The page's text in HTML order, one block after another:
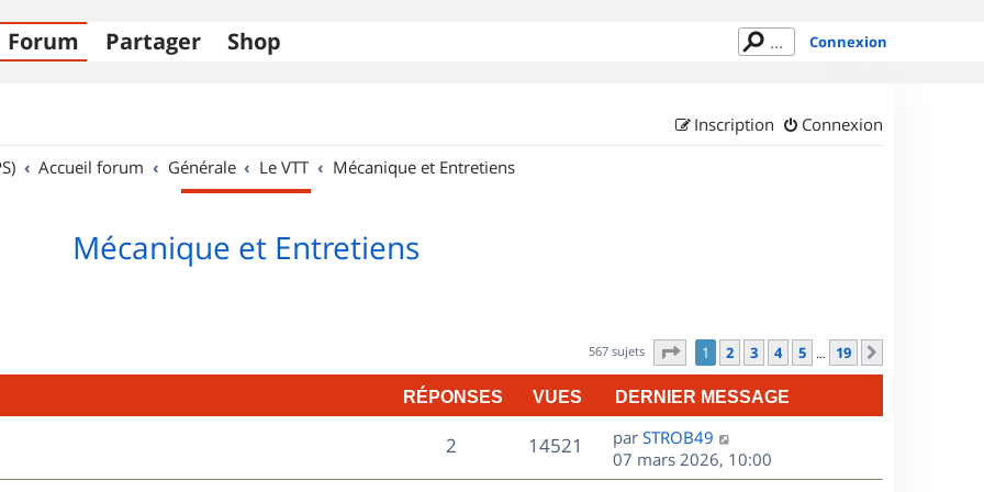
Forum Partager Shop Connexion
Connexion
Inscription
Accueil forum Générale Le VTT Mécanique et Entretiens
Mécanique et Entretiens
567 sujets Page sur19
1 2 3 4 5 … 19
RÉPONSES VUES DERNIER MESSAGE
2R
é
14521
u
D
e
r
par STROB49
07 mars 2026, 10:00